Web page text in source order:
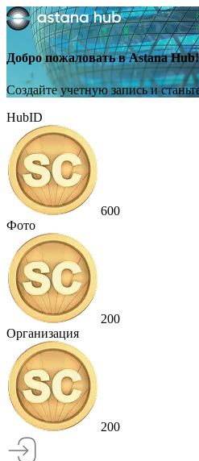
Добро пожаловать в Astana Hub!
Создайте учетную запись и
HubID
600
Фото
200
Организация
200